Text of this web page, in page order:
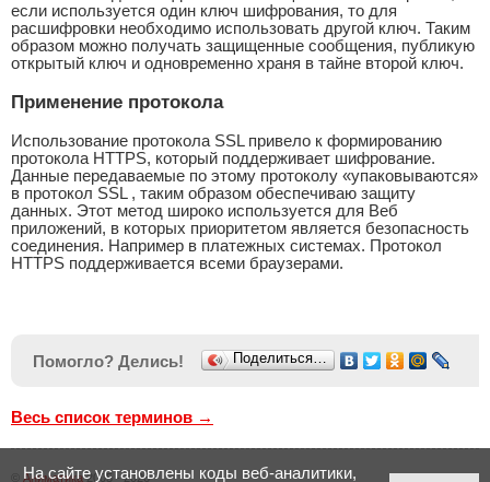
если используется один ключ шифрования, то для
расшифровки необходимо использовать другой ключ. Таким
образом можно получать защищенные сообщения, публикую
открытый ключ и одновременно храня в тайне второй ключ.
Применение протокола
Использование протокола SSL привело к формированию
протокола HTTPS, который поддерживает шифрование.
Данные передаваемые по этому протоколу «упаковываются»
в протокол SSL , таким образом обеспечиваю защиту
данных. Этот метод широко используется для Веб
приложений, в которых приоритетом является безопасность
соединения. Например в платежных системах. Протокол
HTTPS поддерживается всеми браузерами.
Помогло? Делись! Поделиться…
Весь список терминов →
Аниматика2005 - 2026
На сайте установлены коды веб-аналитики,